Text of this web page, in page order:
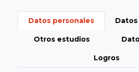
Datos personales
Otros estudios
Logros